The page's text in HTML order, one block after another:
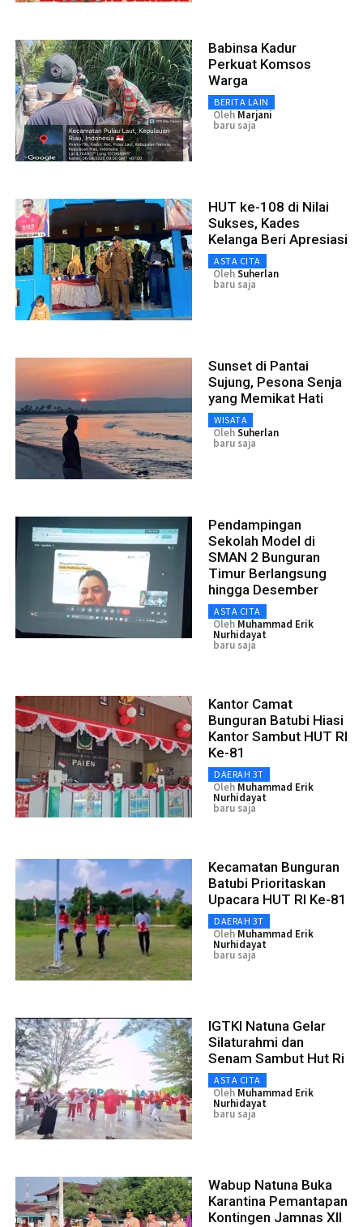
Babinsa Kadur
Perkuat Komsos
Warga
BERITA LAIN
Oleh Marjani
baru saja
HUT ke-108 di Nilai
Sukses, Kades
Kelanga Beri Apresiasi
ASTA CITA
OlehSuherlan
baru saja
Sunset di Pantai
Sujung, Pesona Senja
yang Memikat Hati
WISATA
OlehSuherlan
baru saja
Pendampingan
Sekolah Model di
SMAN 2 Bunguran
Timur Berlangsung
hingga Desember
ASTA CITA
Oleh Muhammad Erik
Nurhidayat
baru saja
Kantor Camat
Bunguran Batubi Hiasi
Kantor Sambut HUT RI
Ke-81
DAERAH 3T
Oleh Muhammad Erik
Nurhidayat
baru saja
Kecamatan Bunguran
Batubi Prioritaskan
Upacara HUT RI Ke-81
DAERAH 3T
Oleh Muhammad Erik
Nurhidayat
baru saja
IGTKI Natuna Gelar
Silaturahmi dan
Senam Sambut Hut Ri
ASTA CITA
Oleh Muhammad Erik
Nurhidayat
baru saja
Wabup Natuna Buka
Karantina Pemantapan
Kontingen Jamnas XII